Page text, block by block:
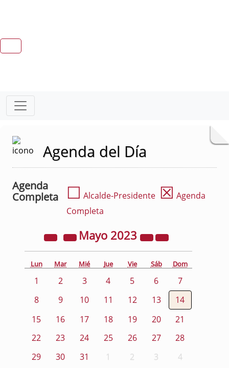
Agenda del Día
Agenda
Completa
☐ Alcalde-Presidente ☒ Agenda
Completa
Mayo 2023
Lun Mar Mié Jue Vie Sáb Dom
1 2 3 4 5 6
7
8
9 10 11 12 13
14
15
16 17 18 19 20
21
22
23 24 25 26 27
28
29
30 31 1 2 3 4